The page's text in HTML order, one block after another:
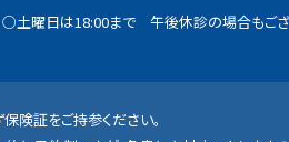
○土曜日は18:00まで 午後休診の場合もござ
険証をご持参ください。